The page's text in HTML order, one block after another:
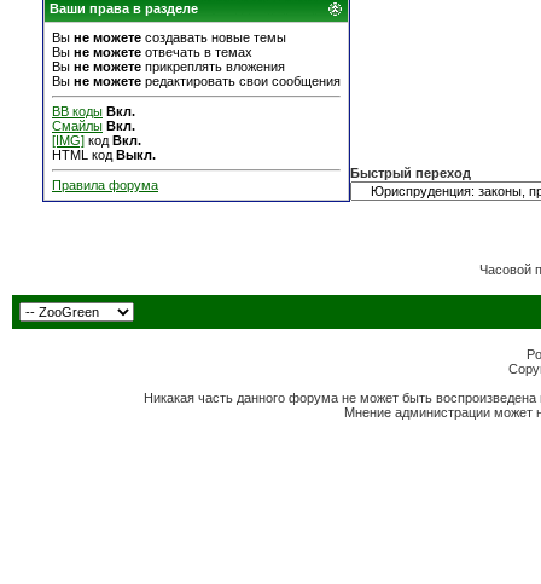
Ваши права в разделе
Вы не можете создавать новые темы
Вы не можете отвечать в темах
Вы не можете прикреплять вложения
Вы не можете редактировать свои сообщения
BB коды Вкл.
Смайлы Вкл.
[IMG] код Вкл.
HTML код Выкл.
Правила форума
Быстрый переход
Часовой
Никакая часть данного форума не может быть
Мнение администрации может